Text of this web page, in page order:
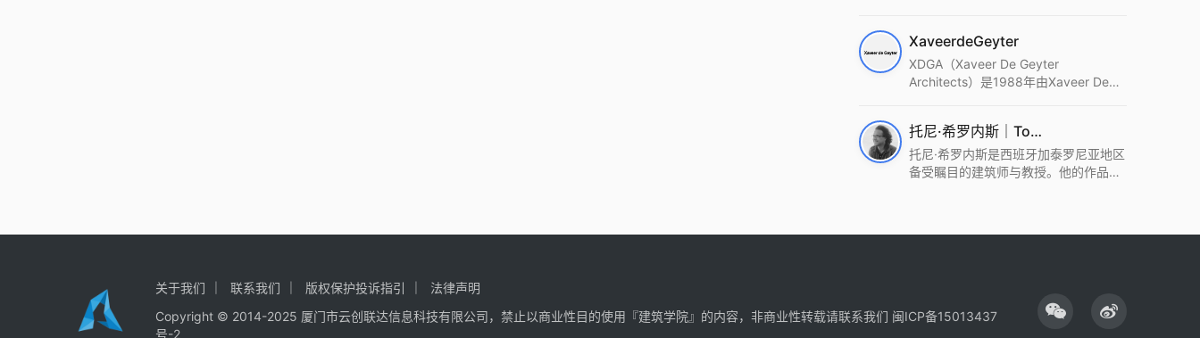
统这种新的思维范式为基础，以上海性
和生活性为介入设计的原点，以建筑为
工具，从而推动建筑学和社会学进步。
2022 DFA中获Merit,2021 Architizer
A+ Firm Awards中获Special
Mention：Best Young Firm，2020 IF
XaveerdeGeyter
XDGA（Xaveer De Geyter
Architects）是1988年由Xaveer De
进的设计方法、多元的专业团队和国际
化的作品著称，曾获密斯·凡·德罗奖、
Bigmat奖等多项重要奖项。XDGA主张
托尼·希罗内斯｜Toni Gironès
托尼·希罗内斯是西班牙加泰罗尼亚地区
备受瞩目的建筑师与教授。他的作品深
关于我们 联系我们 版权保护投诉指引
法律声明
Copyright © 2014-2025 厦门市云创联达信息科技有限公司，禁止以商业性目的使用『建筑学院』的内容，非商业性转载请联系我们 闽ICP备15013437
号-2